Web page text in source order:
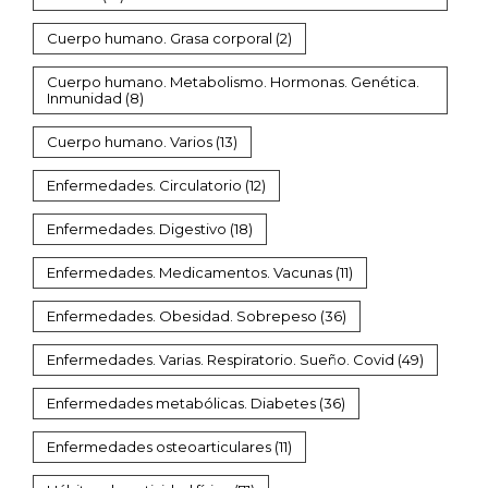
Cuerpo humano. Grasa corporal (2)
Cuerpo humano. Metabolismo. Hormonas. Genética.
Inmunidad (8)
Cuerpo humano. Varios (13)
Enfermedades. Circulatorio (12)
Enfermedades. Digestivo (18)
Enfermedades. Medicamentos. Vacunas (11)
Enfermedades. Obesidad. Sobrepeso (36)
Enfermedades. Varias. Respiratorio. Sueño. Covid (49)
Enfermedades metabólicas. Diabetes (36)
Enfermedades osteoarticulares (11)